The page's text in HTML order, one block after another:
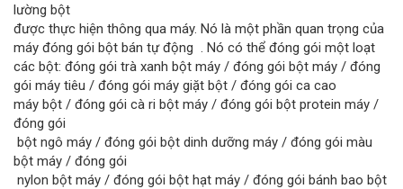
lường bột
được thực hiện thông qua máy. Nó là một phần quan trọng của
máy đóng gói bột bán tự động . Nó có thể đóng gói một loạt
các bột: đóng gói trà xanh bột máy / đóng gói bột máy / đóng
gói máy tiêu / đóng gói máy giặt bột / đóng gói ca cao
máy bột / đóng gói cà ri bột máy / đóng gói bột protein máy /
đóng gói
bột ngô máy / đóng gói bột dinh dưỡng máy / đóng gói màu
bột máy / đóng gói
nylon bột máy / đóng gói bột hạt máy / đóng gói bánh bao bột